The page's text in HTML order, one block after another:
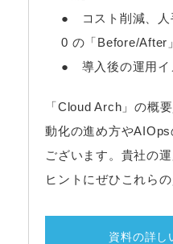
● コスト削減、人
0 の「Before/After」
● 導入後の運用イ
「Cloud Arch」の概
動化の進め方や
ございます。貴社の
ヒントにぜひこれら
資料の詳し